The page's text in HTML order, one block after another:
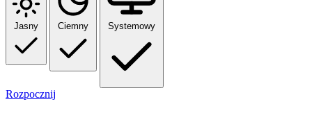
Jasny Ciemny Systemowy
Rozpocznij